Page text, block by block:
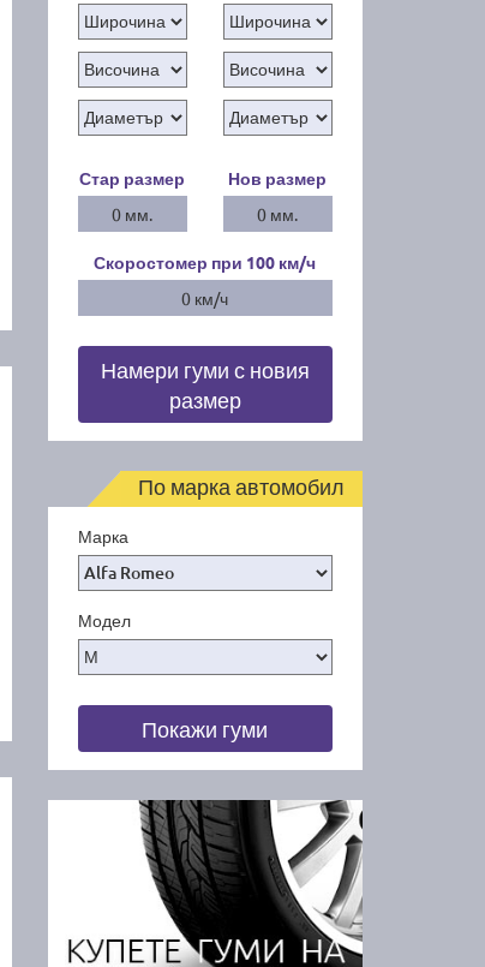
Стар размер
0 мм.
Нов размер
0 мм.
Скоростомер при 100 км/ч
0 км/ч
Намери гуми с новия
размер
По марка автомобил
Марка
Модел
Покажи гуми